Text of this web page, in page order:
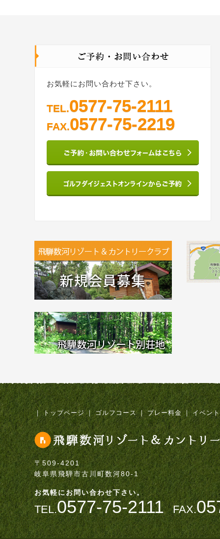
お気軽にお問い合わせ下さい。
TEL.0577-75-2111
FAX.0577-75-2219
｜ トップページ ｜ ゴルフコース ｜ プレー料金 ｜ イベン
〒509-4201
岐阜県飛騨市古川町数河80-1
お気軽にお問い合わせ下さい。
TEL.0577-75-2111 FAX.